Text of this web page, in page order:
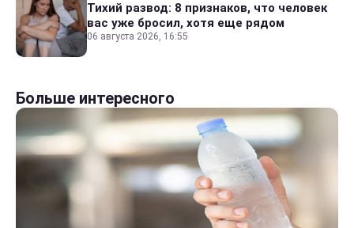
Тихий развод: 8 признаков, что человек
вас уже бросил, хотя еще рядом
06 августа 2026, 16:55
Больше интересного